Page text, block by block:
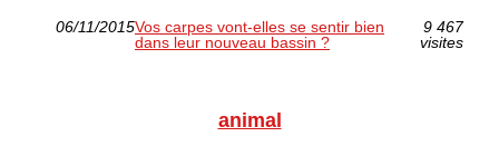
06/11/2015Vos carpes vont-elles se sentir bien
dans leur nouveau bassin ?
9 467
visites
animal